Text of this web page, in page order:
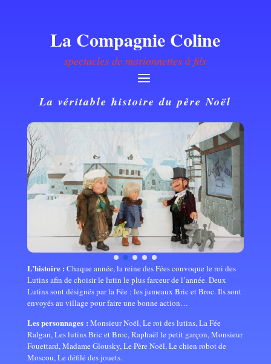
La Compagnie Coline
spectacles de marionnettes à fils
La véritable histoire du père Noël
L’histoire : Chaque année, la reine des Fées convoque le roi des
Lutins afin de choisir le lutin le plus farceur de l’année. Deux
Lutins sont désignés par la Fée : les jumeaux Bric et Broc. Ils sont
envoyés au village pour faire une bonne action…
Les personnages : Monsieur Noël, Le roi des lutins, La Fée
Ralgan, Les lutins Bric et Broc, Raphaël le petit garçon, Monsieur
Fouettard, Madame Glousky, Le Père Noël, Le chien robot de
Moscou, Le défilé des jouets.